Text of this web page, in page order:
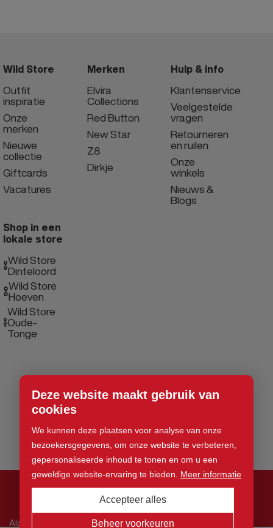
Deze website maakt gebruik van
cookies
We kunnen deze plaatsen voor analyse van onze
bezoekersgegevens, om onze website te verbeteren,
gepersonaliseerde inhoud te tonen en om u een
geweldige website-ervaring te bieden. Meer informatie
Beheer voorkeuren
Accepteer alles
Wild Store
Outfit
inspiratie
Onze
merken
Nieuwe
collectie
Giftcards
Vacatures
Merken
Elvira
Collections
Red Button
New Star
Z8
Dirkje
Hulp & info
Klantenservice
Veelgestelde
vragen
Retourneren
en ruilen
Onze
winkels
Nieuws &
Blogs
Shop in een
lokale store
Wild Store
Dinteloord
Wild Store
Hoeven
Wild Store
Oude-
Tonge
© 2026 Wild Store. Alle rechten voorbehouden
Algemene voorwaarden